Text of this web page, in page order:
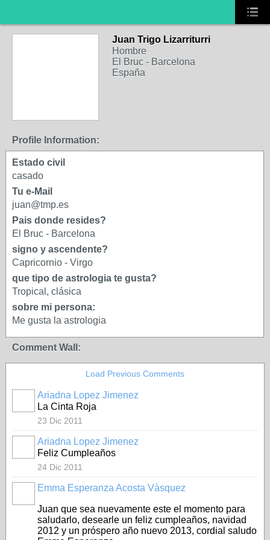
Juan Trigo Lizarriturri
Hombre
El Bruc - Barcelona
España
Profile Information:
Estado civil
casado
Tu e-Mail
juan@tmp.es
Pais donde resides?
El Bruc - Barcelona
signo y ascendente?
Capricornio - Virgo
que tipo de astrologia te gusta?
Tropical, clásica
sobre mi persona:
Me gusta la astrologia
Comment Wall:
Load Previous Comments
Ariadna Lopez Jimenez
La Cinta Roja
23 Dic 2011
Ariadna Lopez Jimenez
Feliz Cumpleaños
24 Dic 2011
Emma Esperanza Acosta Vàsquez
Juan que sea nuevamente este el momento para
saludarlo, desearle un feliz cumpleaños, navidad
2012 y un próspero año nuevo 2013, cordial saludo